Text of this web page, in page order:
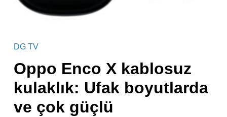
DG TV
Oppo Enco X kablosuz
kulaklık: Ufak boyutlarda
ve çok güçlü